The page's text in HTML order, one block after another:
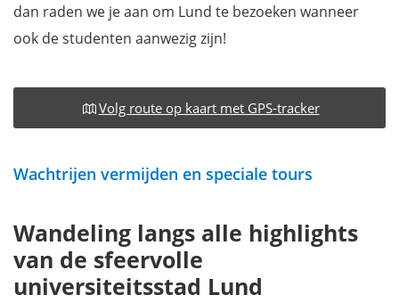
dan raden we je aan om Lund te bezoeken wanneer
ook de studenten aanwezig zijn!
Volg route op kaart met GPS-tracker
Wachtrijen vermijden en speciale tours
Wandeling langs alle highlights
van de sfeervolle
universiteitsstad Lund